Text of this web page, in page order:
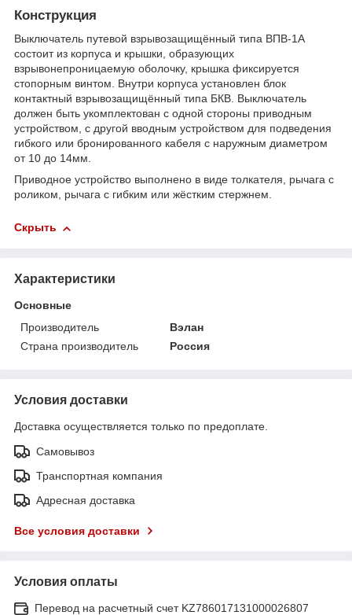
Конструкция
Выключатель путевой взрывозащищённый типа ВПВ-1А
состоит из корпуса и крышки, образующих
взрывонепроницаемую оболочку, крышка фиксируется
стопорным винтом. Внутри корпуса установлен блок
контактный взрывозащищённый типа БКВ. Выключатель
должен быть укомплектован с одной стороны приводным
устройством, с другой вводным устройством для подведения
гибкого или бронированного кабеля с наружным диаметром
от 10 до 14мм.
Приводное устройство выполнено в виде толкателя, рычага с
роликом, рычага с гибким или жёстким стержнем.
Скрыть
Характеристики
Основные
Производитель
Вэлан
Страна производитель
Россия
Условия доставки
Доставка осуществляется только по предоплате.
Самовывоз
Транспортная компания
Адресная доставка
Все условия доставки
Условия оплаты
Перевод на расчетный счет KZ786017131000026807